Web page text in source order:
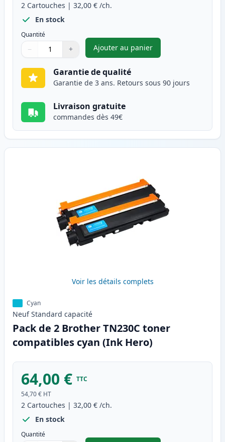
2 Cartouches | 32,00 € /ch.
En stock
Quantité
Quantité
Utilisez les boutons pour ajuster
− +
Quantité
Ajouter au panier
,Pack de 2 Brother TN230BK
Garantie de qualité
Garantie de 3 ans. Retours sous 90 jours
Livraison gratuite
commandes dès 49€
Voir les détails complets
Cyan
Neuf Standard capacité
Pack de 2 Brother TN230C toner
compatibles cyan (Ink Hero)
64,00 € TTC
54,70 € HT
2 Cartouches | 32,00 € /ch.
En stock
Quantité